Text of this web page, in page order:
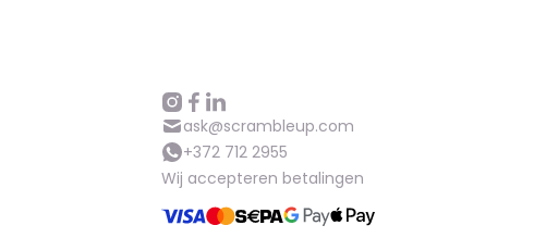
ask@scrambleup.com
+372 712 2955
Wij accepteren betalingen